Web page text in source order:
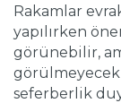
Rakamlar
yapılırken
görünebilir,
seferberlik